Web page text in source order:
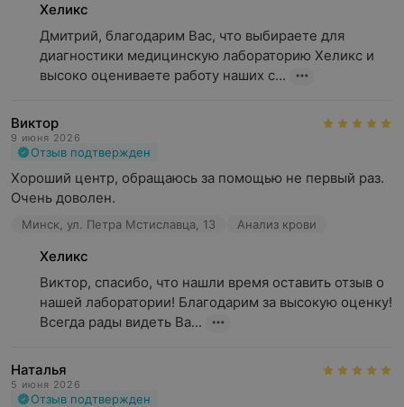
Хеликс
Дмитрий, благодарим Вас, что выбираете для
диагностики медицинскую лабораторию Хеликс и
высоко оцениваете работу наших с...
Виктор
9 июня 2026
Отзыв подтвержден
Хороший центр, обращаюсь за помощью не первый раз.
Очень доволен.
Минск, ул. Петра Мстиславца, 13 Анализ крови
Хеликс
Виктор, спасибо, что нашли время оставить отзыв о
нашей лаборатории! Благодарим за высокую оценку!
Всегда рады видеть Ва...
Наталья
5 июня 2026
Отзыв подтвержден